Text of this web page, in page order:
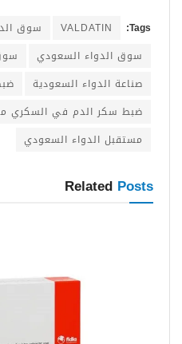
Tags:
VALDATIN
سوق
سوق الدواء السعودي
صناعة الدواء السعودية
ضبط سكر الدم في السكري من
مستقبل الدواء السعودي
Related Posts